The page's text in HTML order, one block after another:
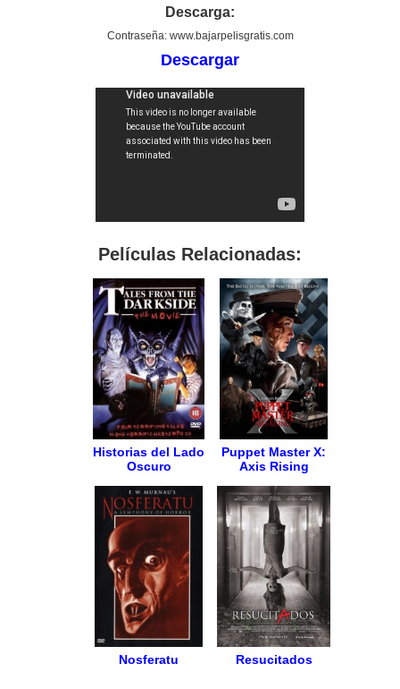
Descarga:
Contraseña: www.bajarpelisgratis.com
Descargar
Películas Relacionadas:
Historias del Lado
Oscuro
Puppet Master X:
Axis Rising
Nosferatu Resucitados